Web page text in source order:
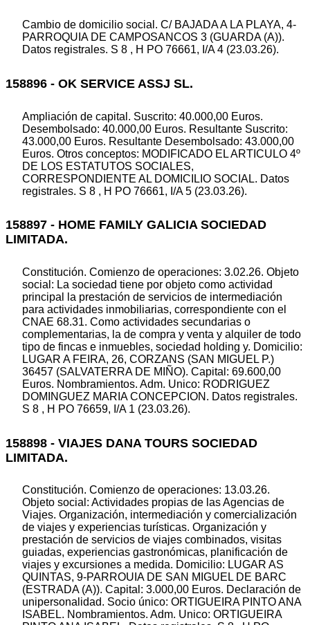
Cambio de domicilio social. C/ BAJADA A LA PLAYA, 4-
PARROQUIA DE CAMPOSANCOS 3 (GUARDA (A)).
Datos registrales. S 8 , H PO 76661, I/A 4 (23.03.26).
158896 - OK SERVICE ASSJ SL.
Ampliación de capital. Suscrito: 40.000,00 Euros.
Desembolsado: 40.000,00 Euros. Resultante Suscrito:
43.000,00 Euros. Resultante Desembolsado: 43.000,00
Euros. Otros conceptos: MODIFICADO EL ARTICULO 4º
DE LOS ESTATUTOS SOCIALES,
CORRESPONDIENTE AL DOMICILIO SOCIAL. Datos
registrales. S 8 , H PO 76661, I/A 5 (23.03.26).
158897 - HOME FAMILY GALICIA SOCIEDAD
LIMITADA.
Constitución. Comienzo de operaciones: 3.02.26. Objeto
social: La sociedad tiene por objeto como actividad
principal la prestación de servicios de intermediación
para actividades inmobiliarias, correspondiente con el
CNAE 68.31. Como actividades secundarias o
complementarias, la de compra y venta y alquiler de todo
tipo de fincas e inmuebles, sociedad holding y. Domicilio:
LUGAR A FEIRA, 26, CORZANS (SAN MIGUEL P.)
36457 (SALVATERRA DE MIÑO). Capital: 69.600,00
Euros. Nombramientos. Adm. Unico: RODRIGUEZ
DOMINGUEZ MARIA CONCEPCION. Datos registrales.
S 8 , H PO 76659, I/A 1 (23.03.26).
158898 - VIAJES DANA TOURS SOCIEDAD
LIMITADA.
Constitución. Comienzo de operaciones: 13.03.26.
Objeto social: Actividades propias de las Agencias de
Viajes. Organización, intermediación y comercialización
de viajes y experiencias turísticas. Organización y
prestación de servicios de viajes combinados, visitas
guiadas, experiencias gastronómicas, planificación de
viajes y excursiones a medida. Domicilio: LUGAR AS
QUINTAS, 9-PARROUIA DE SAN MIGUEL DE BARC
(ESTRADA (A)). Capital: 3.000,00 Euros. Declaración de
unipersonalidad. Socio único: ORTIGUEIRA PINTO ANA
ISABEL. Nombramientos. Adm. Unico: ORTIGUEIRA